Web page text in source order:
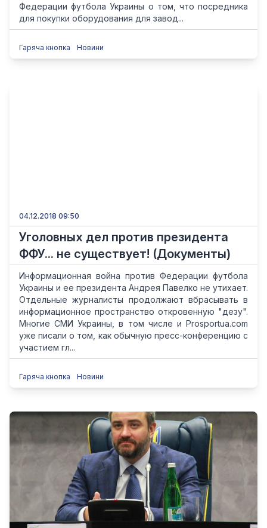
Федерации футбола Украины о том, что посредника
для покупки оборудования для завод...
Гаряча кнопка Новини
04.12.2018 09:50
Уголовных дел против президента
ФФУ... не существует! (Документы)
Информационная война против Федерации футбола
Украины и ее президента Андрея Павелко не утихает.
Отдельные журналисты продолжают вбрасывать в
информационное пространство откровенную "дезу".
Многие СМИ Украины, в том числе и Prosportua.com
уже писали о том, как обычную пресс-конференцию с
участием гл...
Гаряча кнопка Новини